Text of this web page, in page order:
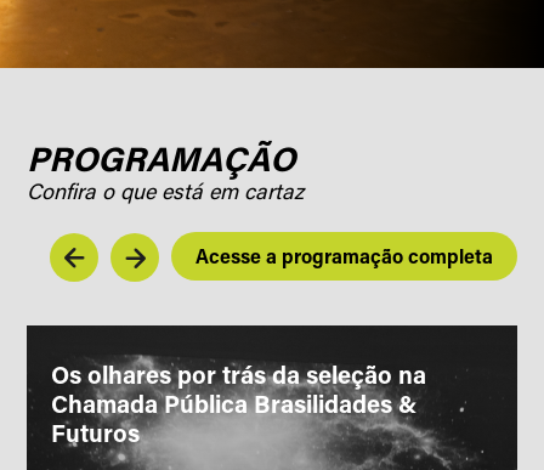
PROGRAMAÇÃO
Confira o que está em cartaz
Acesse a programação completa
Os olhares por trás da seleção na
Chamada Pública Brasilidades &
Futuros